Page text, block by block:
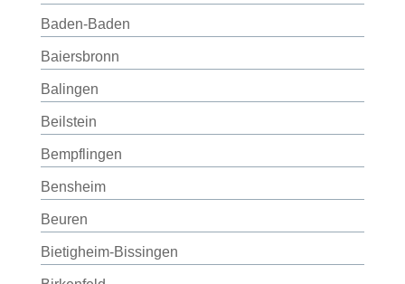
Baden-Baden
Baiersbronn
Balingen
Beilstein
Bempflingen
Bensheim
Beuren
Bietigheim-Bissingen